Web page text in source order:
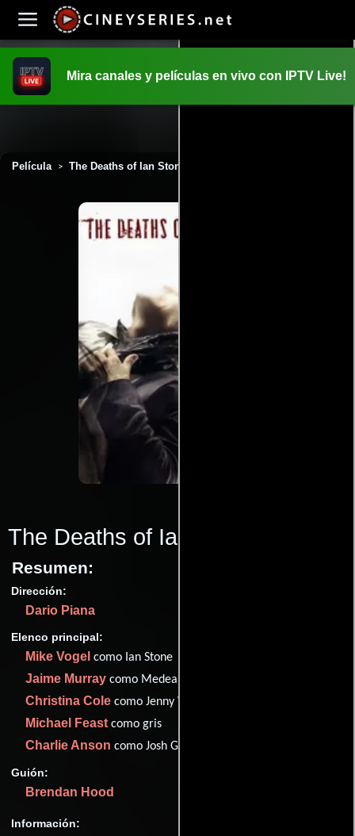
Mira canales y películas en vivo con IPTV Live!
Película > The Deaths of Ian Stone (2007)
The Deaths of Ian Stone
Resumen:
Dirección:
Dario Piana
Elenco principal:
Mike Vogel como Ian Stone
Jaime Murray como Medea
Christina Cole como Jenny Walker
Michael Feastcomo gris
Charlie Anson como Josh Garfield
Guión:
Brendan Hood
Información: